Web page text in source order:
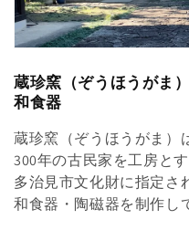
:
蔵珍窯（ぞうほうがま
和食器
蔵珍窯（ぞうほうがま）
300年の古民家を工房と
多治見市文化財に指定さ
和食器・陶磁器を制作し